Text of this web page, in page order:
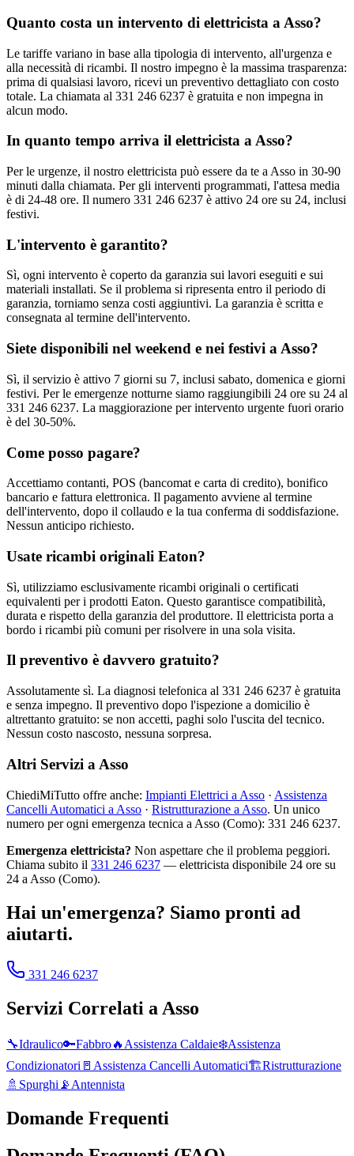
Quanto costa un intervento di elettricista a Asso?
Le tariffe variano in base alla tipologia di intervento, all'urgenza e
alla necessità di ricambi. Il nostro impegno è la massima trasparenza:
prima di qualsiasi lavoro, ricevi un preventivo dettagliato con costo
totale. La chiamata al 331 246 6237 è gratuita e non impegna in
alcun modo.
In quanto tempo arriva il elettricista a Asso?
Per le urgenze, il nostro elettricista può essere da te a Asso in 30-90
minuti dalla chiamata. Per gli interventi programmati, l'attesa media
è di 24-48 ore. Il numero 331 246 6237 è attivo 24 ore su 24, inclusi
festivi.
L'intervento è garantito?
Sì, ogni intervento è coperto da garanzia sui lavori eseguiti e sui
materiali installati. Se il problema si ripresenta entro il periodo di
garanzia, torniamo senza costi aggiuntivi. La garanzia è scritta e
consegnata al termine dell'intervento.
Siete disponibili nel weekend e nei festivi a Asso?
Sì, il servizio è attivo 7 giorni su 7, inclusi sabato, domenica e giorni
festivi. Per le emergenze notturne siamo raggiungibili 24 ore su 24 al
331 246 6237. La maggiorazione per intervento urgente fuori orario
è del 30-50%.
Come posso pagare?
Accettiamo contanti, POS (bancomat e carta di credito), bonifico
bancario e fattura elettronica. Il pagamento avviene al termine
dell'intervento, dopo il collaudo e la tua conferma di soddisfazione.
Nessun anticipo richiesto.
Usate ricambi originali Eaton?
Sì, utilizziamo esclusivamente ricambi originali o certificati
equivalenti per i prodotti Eaton. Questo garantisce compatibilità,
durata e rispetto della garanzia del produttore. Il elettricista porta a
bordo i ricambi più comuni per risolvere in una sola visita.
Il preventivo è davvero gratuito?
Assolutamente sì. La diagnosi telefonica al 331 246 6237 è gratuita
e senza impegno. Il preventivo dopo l'ispezione a domicilio è
altrettanto gratuito: se non accetti, paghi solo l'uscita del tecnico.
Nessun costo nascosto, nessuna sorpresa.
Altri Servizi a Asso
ChiediMiTutto offre anche: Impianti Elettrici a Asso · Assistenza
Cancelli Automatici a Asso · Ristrutturazione a Asso. Un unico
numero per ogni emergenza tecnica a Asso (Como): 331 246 6237.
Emergenza elettricista? Non aspettare che il problema peggiori.
Chiama subito il 331 246 6237 — elettricista disponibile 24 ore su
24 a Asso (Como).
Hai un'emergenza? Siamo pronti ad
aiutarti.
331 246 6237
Servizi Correlati aAsso
🔧Idraulico🔑Fabbro🔥 Assistenza Caldaie❄️Assistenza
Condizionatori 🚪 Assistenza Cancelli Automatici🏗️Ristrutturazione
🚿 Spurghi 📡 Antennista
Domande Frequenti